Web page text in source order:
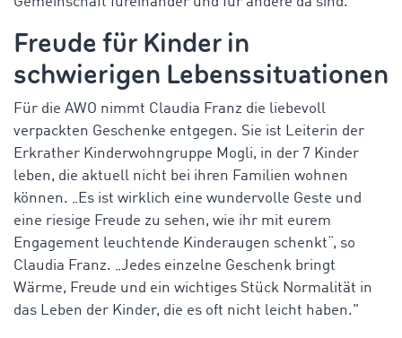
Freude für Kinder in
schwierigen Lebenssituationen
Für die AWO nimmt Claudia Franz die liebevoll
verpackten Geschenke entgegen. Sie ist Leiterin der
Erkrather Kinderwohngruppe Mogli, in der 7 Kinder
leben, die aktuell nicht bei ihren Familien wohnen
können. „Es ist wirklich eine wundervolle Geste und
eine riesige Freude zu sehen, wie ihr mit eurem
Engagement leuchtende Kinderaugen schenkt“, so
Claudia Franz. „Jedes einzelne Geschenk bringt
Wärme, Freude und ein wichtiges Stück Normalität in
das Leben der Kinder, die es oft nicht leicht haben."